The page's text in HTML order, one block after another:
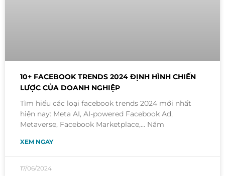
10+ FACEBOOK TRENDS 2024 ĐỊNH HÌNH CHIẾN
LƯỢC CỦA DOANH NGHIỆP
Tìm hiểu các loại facebook trends 2024 mới nhất
hiện nay: Meta AI, AI-powered Facebook Ad,
Metaverse, Facebook Marketplace,… Năm
XEM NGAY
17/06/2024